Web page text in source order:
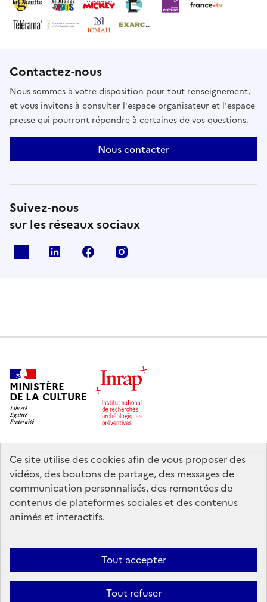
Ce site utilise des cookies afin de vous proposer des
vidéos, des boutons de partage, des messages de
communication personnalisés, des remontées de
contenus de plateformes sociales et des contenus
animés et interactifs.
Tout accepter
Tout refuser
Contactez-nous
Nous sommes à votre disposition pour tout renseignement,
et vous invitons à consulter l'espace organisateur et l'espace
presse qui pourront répondre à certaines de vos questions.
Nous contacter
Suivez-nous
sur les réseaux sociaux
Linkedin Facebook
MINISTÈRE
DE LA CULTURE
legifrance.gouv.fr
info.gouv.fr
service-public.gouv.fr
data.gouv.fr
Nous contacter Mentions légales
Accessibilité : partiellement
Politique d’utilisation des témoins de connexion (cookies)
Politique générale de protection des données